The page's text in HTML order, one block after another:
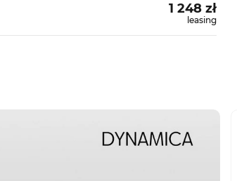
1 248 zł
leasing